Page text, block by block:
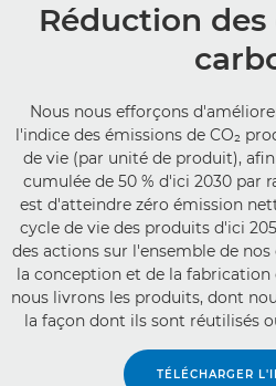
Réduction
Nous nous efforçons
l'indice des émissions de CO₂
de vie (par unité de produit),
cumulée de 50 % d'ici 2030 par
est d'atteindre zéro émission
cycle de vie des produits d'ici
des actions sur l'ensemble de
la conception et de la
nous livrons les produits, dont
la façon dont ils sont réutilisés
TÉLÉCHARGER